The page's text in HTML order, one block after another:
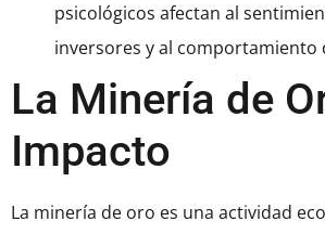
psicológicos afectan al
inversores y al comportamiento
La Minería de
Impacto
La minería de oro es una actividad